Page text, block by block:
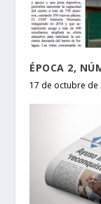
ÉPOCA 2,
17 de octubre de